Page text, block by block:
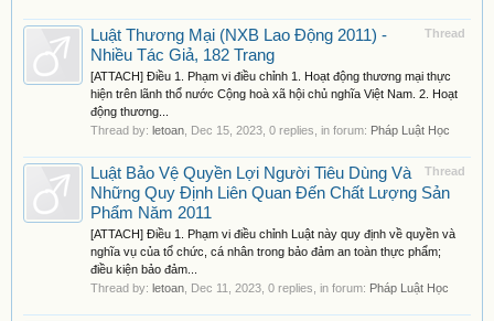
Thread
Luật Thương Mại (NXB Lao Động 2011) -
Nhiều Tác Giả, 182 Trang
[ATTACH] Điều 1. Phạm vi điều chỉnh 1. Hoạt động thương mại thực
hiện trên lãnh thổ nước Cộng hoà xã hội chủ nghĩa Việt Nam. 2. Hoạt
động thương...
Thread by: letoan Dec 15, 2023 , 0 replies, in forum: Pháp Luật Học
Thread
Luật Bảo Vệ Quyền Lợi Người Tiêu Dùng Và
Những Quy Định Liên Quan Đến Chất Lượng Sản
Phẩm Năm 2011
[ATTACH] Điều 1. Phạm vi điều chỉnh Luật này quy định về quyền và
nghĩa vụ của tổ chức, cá nhân trong bảo đảm an toàn thực phẩm;
điều kiện bảo đảm...
Thread by: letoan Dec 11, 2023 , 0 replies, in forum: Pháp Luật Học